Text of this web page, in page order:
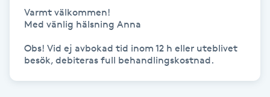
Gruppträning
Varmt välkommen!
Med vänlig hälsning Anna
Obs! Vid ej avbokad tid inom 12 h eller uteblivet
besök, debiteras full behandlingskostnad.